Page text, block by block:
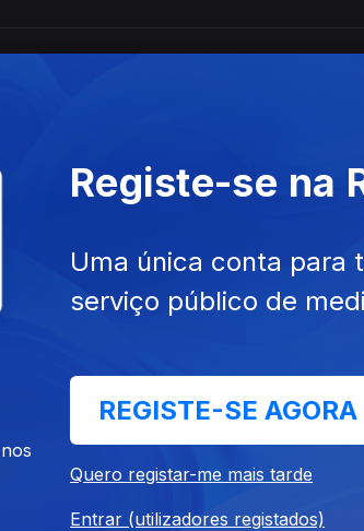
portugueses no estrangeiros. Fazemos
Portugal, podem fazer uso dos serviços do
o ano letivo 2026 / 2027, passamos em
Registe-se na
Uma única conta para
serviço público de
REGISTE-SE AGORA
Quero registar-me mais tarde
Entrar (utilizadores registados)